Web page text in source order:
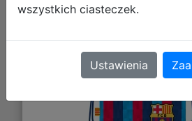
wszystkich ciasteczek.
Ustawienia